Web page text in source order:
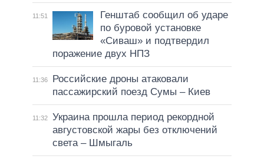
11:51
Генштаб сообщил об ударе
по буровой установке
«Сиваш» и подтвердил
поражение двух НПЗ
11:36
Российские дроны атаковали
пассажирский поезд Сумы – Киев
11:32
Украина прошла период рекордной
августовской жары без отключений
света – Шмыгаль